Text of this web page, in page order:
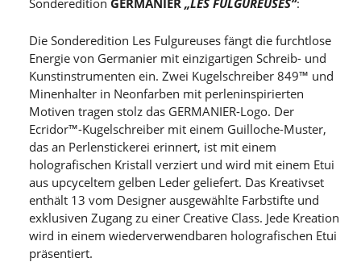
Die Sonderedition Les Fulgureuses fängt die furchtlose
Energie von Germanier mit einzigartigen Schreib- und
Kunstinstrumenten ein. Zwei Kugelschreiber 849™ und
Minenhalter in Neonfarben mit perleninspirierten
Motiven tragen stolz das GERMANIER-Logo. Der
Ecridor™-Kugelschreiber mit einem Guilloche-Muster,
das an Perlenstickerei erinnert, ist mit einem
holografischen Kristall verziert und wird mit einem Etui
aus upcyceltem gelben Leder geliefert. Das Kreativset
enthält 13 vom Designer ausgewählte Farbstifte und
exklusiven Zugang zu einer Creative Class. Jede Kreation
wird in einem wiederverwendbaren holografischen Etui
präsentiert.